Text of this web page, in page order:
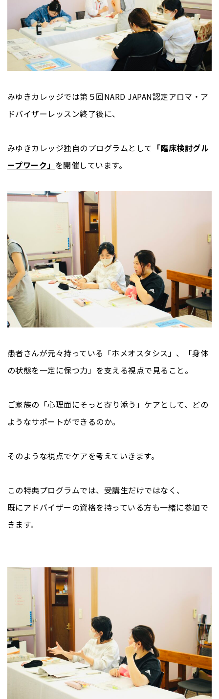
みゆきカレッジでは第５回NARD JAPAN認定アロマ・ア
ドバイザーレッスン終了後に、
みゆきカレッジ独自のプログラムとして 「臨床検討グル
ープワーク」 を開催しています。
患者さんが元々持っている「ホメオスタシス」、「身体
の状態を一定に保つ力」を支える視点で見ること。
ご家族の「心理面にそっと寄り添う」ケアとして、どの
ようなサポートができるのか。
そのような視点でケアを考えていきます。
この特典プログラムでは、受講生だけではなく、
既にアドバイザーの資格を持っている方も一緒に参加で
きます。